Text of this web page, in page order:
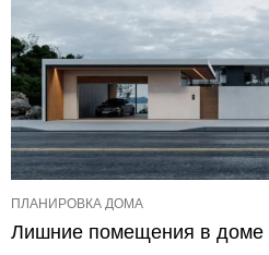
ПЛАНИРОВКА ДОМА
Лишние помещения в доме